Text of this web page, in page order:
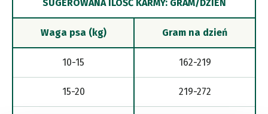
SUGEROWANA ILOŚĆ KARMY: GRAM/DZIEŃ
Waga psa (kg) Gram na dzień
10-15 162-219
15-20 219-272